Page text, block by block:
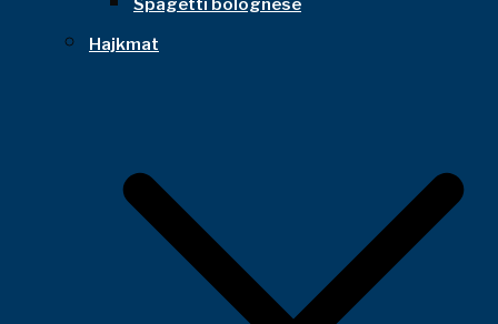
Spagetti bolognese
Hajkmat